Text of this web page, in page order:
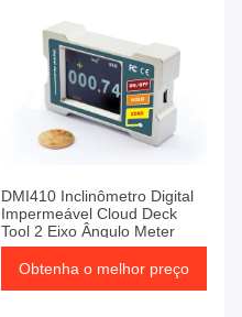
DMI410 Inclinômetro Digital
Impermeável Cloud Deck
Tool 2 Eixo Ângulo Meter
Obtenha o melhor preço